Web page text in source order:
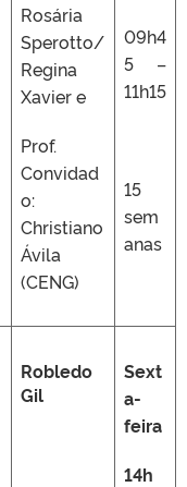
Rosária
Sperotto/
Regina
Xavier e
Prof.
Convidad
o:
Christiano
Ávila
(CENG)
09h4
5 –
11h15
15
sem
anas
Robledo
Gil
Sext
a-
feira
14h